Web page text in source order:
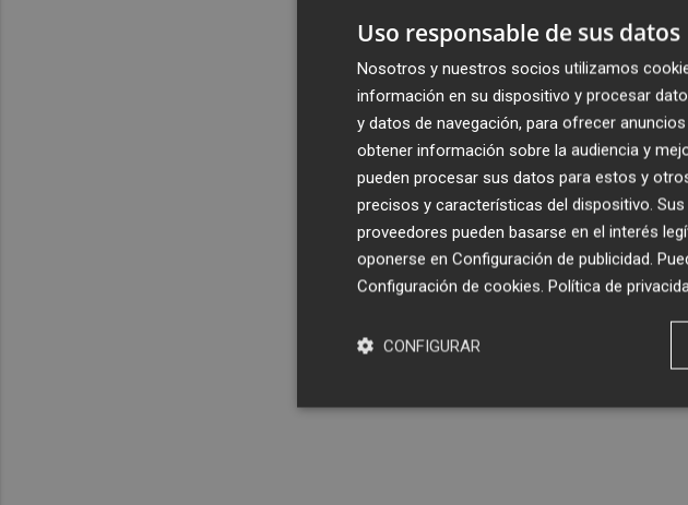
Uso responsable de sus datos
Nosotros y nuestros socios utilizamos
información en su dispositivo y procesar
y datos de navegación, para ofrecer
obtener información sobre la audiencia y
pueden procesar sus datos para estos y
precisos y características del dispositivo.
proveedores pueden basarse en el interés
oponerse en Configuración de publicidad.
Configuración de cookies. Política de
CONFIGURAR